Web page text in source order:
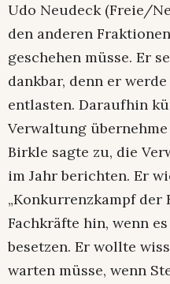
Udo Neudeck (Freie/
den anderen
geschehen müsse. Er
dankbar, denn er
entlasten. Daraufhin
Verwaltung
Birkle sagte zu, die
im Jahr berichten. Er
„Konkurrenzkampf der
Fachkräfte hin, wenn
besetzen. Er wollte
warten müsse, wenn